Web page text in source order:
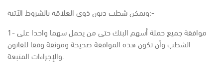
ويمكن شطب ديون ذوي العلاقة بالشروط الآتية:-
1- موافقة جميع حملة أسهم البنك حتى من يحمل سهما واحدا على
الشطب وأن تكون هذه الموافقة صحيحة وموثقة وفقا للقانون
والإجراءات المتبعة.